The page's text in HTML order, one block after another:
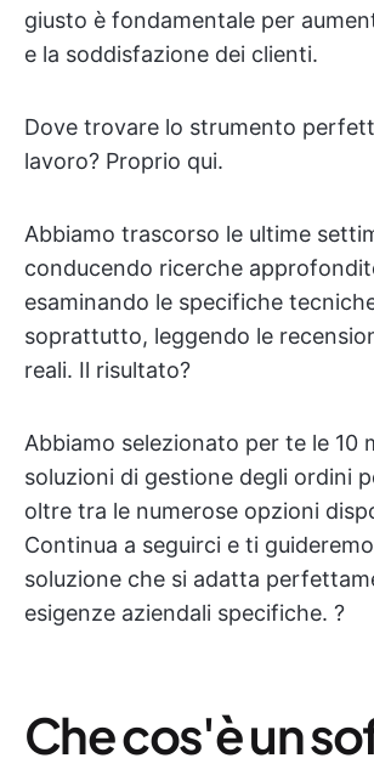
giusto è fondamentale per
e la soddisfazione dei clienti.
Dove trovare lo strumento
lavoro? Proprio qui.
Abbiamo trascorso le ultime
conducendo ricerche
esaminando le specifiche
soprattutto, leggendo le
reali. Il risultato?
Abbiamo selezionato per te le 10
soluzioni di gestione degli ordini
oltre tra le numerose opzioni
Continua a seguirci e ti
soluzione che si adatta
esigenze aziendali specifiche. ?
Che cos'è un